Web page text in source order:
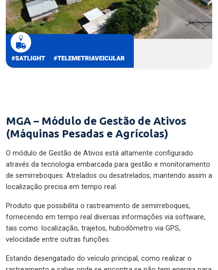
MGA – Módulo de Gestão de Ativos
(Máquinas Pesadas e Agrícolas)
O módulo de Gestão de Ativos está altamente configurado
através da tecnologia embarcada para gestão e monitoramento
de semirreboques: Atrelados ou desatrelados, mantendo assim a
localização precisa em tempo real.
Produto que possibilita o rastreamento de semirreboques,
fornecendo em tempo real diversas informações via software,
tais como: localização, trajetos, hubodômetro via GPS,
velocidade entre outras funções.
Estando desengatado do veículo principal, como realizar o